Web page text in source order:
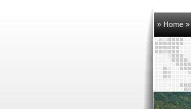
» Home »